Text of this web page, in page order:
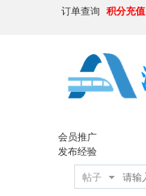
订单查询 积分充值
会员推广
发布经验
帖子